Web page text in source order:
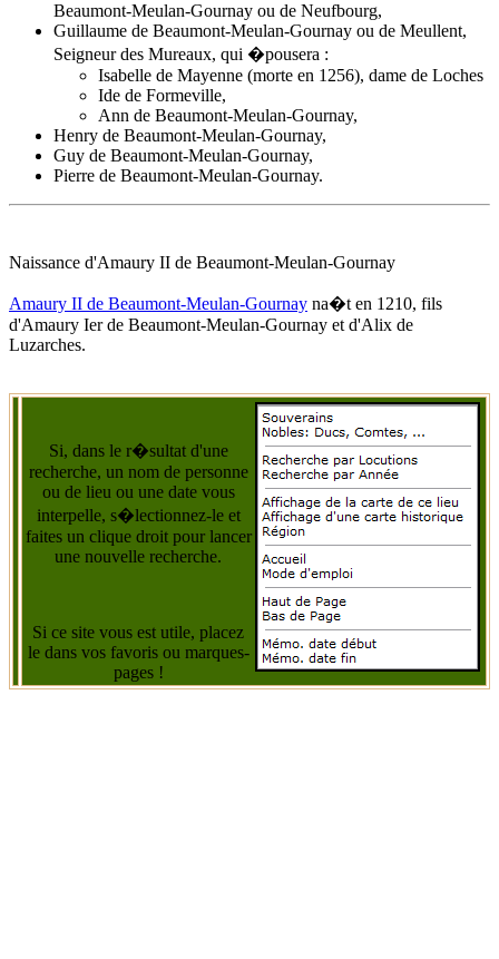
Beaumont-Meulan-Gournay ou de Neufbourg,
Guillaume de Beaumont-Meulan-Gournay ou de Meullent,
Seigneur des Mureaux, qui �pousera :
Isabelle de Mayenne (morte en 1256), dame de Loches
Ide de Formeville,
Ann de Beaumont-Meulan-Gournay,
Henry de Beaumont-Meulan-Gournay,
Guy de Beaumont-Meulan-Gournay,
Pierre de Beaumont-Meulan-Gournay.
Naissance d'Amaury II de Beaumont-Meulan-Gournay
Amaury II de Beaumont-Meulan-Gournay na�t en 1210, fils
d'Amaury Ier de Beaumont-Meulan-Gournay et d'Alix de
Luzarches.
Si, dans le r�sultat d'une
recherche, un nom de personne
ou de lieu ou une date vous
interpelle, s�lectionnez-le et
faites un clique droit pour lancer
une nouvelle recherche.
Si ce site vous est utile, placez
le dans vos favoris ou marques-
pages !